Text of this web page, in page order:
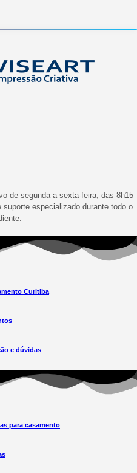
de segunda a sexta-feira, das 8h15
especializado durante todo o
Curitiba
e dúvidas
para casamento